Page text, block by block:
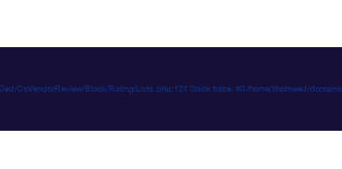
CsVendorReview/Block/Rating/Lists.php:121 Stack trace: #0 /home/thaimeed/